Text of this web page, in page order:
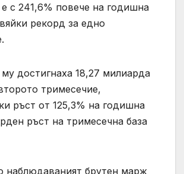
с 241,6% повече на годишна
рекорд за едно
достигнаха 18,27 милиарда
тримесечие,
ръст от 125,3% на годишна
ръст на тримесечна база
наблюдаваният брутен марж